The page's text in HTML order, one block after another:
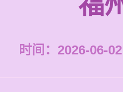
时间：2026-06-